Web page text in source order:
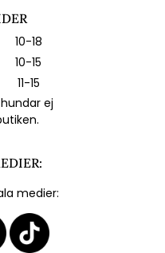
10-18
10-15
11-15
ej
medier: